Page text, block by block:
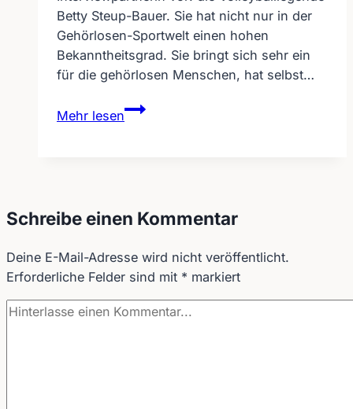
Betty Steup-Bauer. Sie hat nicht nur in der
Gehörlosen-Sportwelt einen hohen
Bekanntheitsgrad. Sie bringt sich sehr ein
für die gehörlosen Menschen, hat selbst…
Mehr lesen
Interview
–
Schreibe einen Kommentar
Deine E-Mail-Adresse wird nicht veröffentlicht.
Erforderliche Felder sind mit * markiert